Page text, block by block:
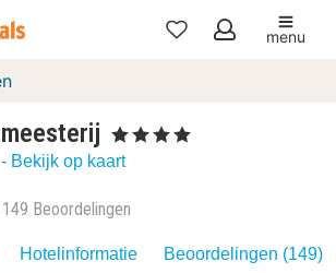
Mijn
menu
, 4 Sterren
- Bekijk op kaart
149 Beoordelingen
Hotelinformatie Beoordelingen (149)